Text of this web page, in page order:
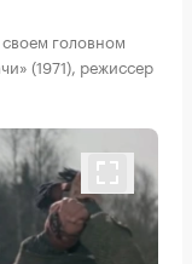
головном
(1971), режиссер